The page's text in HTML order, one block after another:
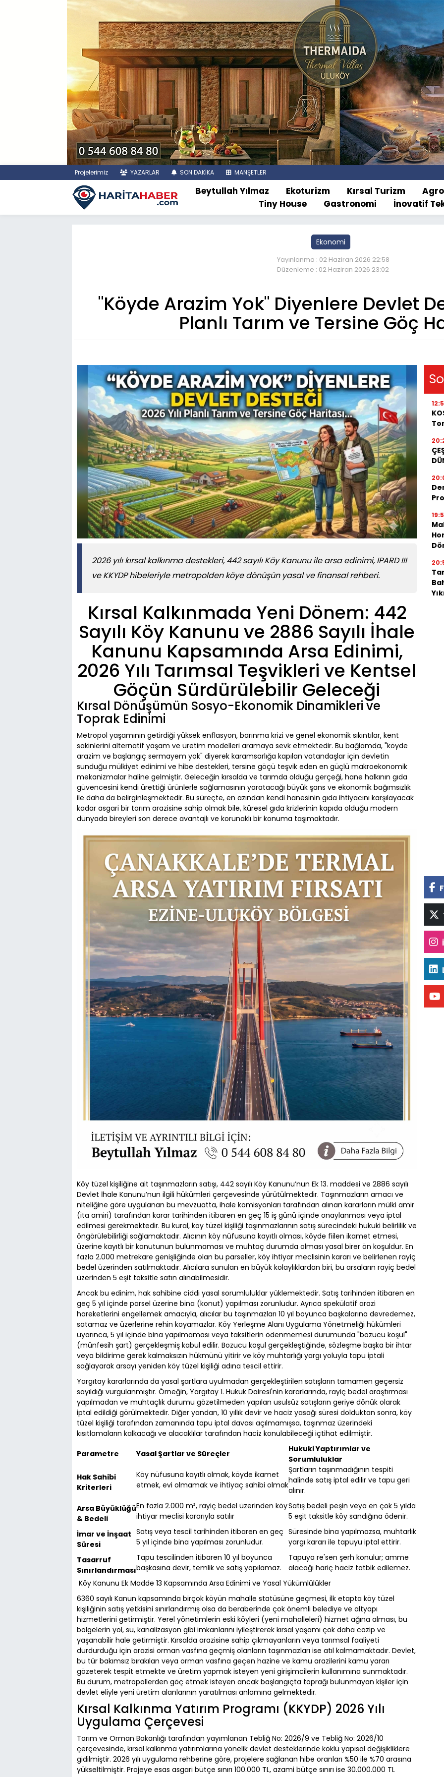
Projelerimiz YAZARLAR SON DAKİKA MANŞETLER
Beytullah Yılmaz Ekoturizm Kırsal Turizm Agro
Tiny House
Gastronomi İnovatif
Ekonomi
Yayınlanma : 02 Haziran 2026 22:58
Düzenleme : 02 Haziran 2026 23:02
"Köyde Arazim Yok" Diyenlere Devlet
Planlı Tarım ve Tersine Göç
2026 yılı kırsal kalkınma destekleri, 442 sayılı Köy Kanunu ile arsa edinimi, IPARD III
ve KKYDP hibeleriyle metropolden köye dönüşün yasal ve finansal rehberi.
Kırsal Kalkınmada Yeni Dönem: 442
Sayılı Köy Kanunu ve 2886 Sayılı İhale
Kanunu Kapsamında Arsa Edinimi,
2026 Yılı Tarımsal Teşvikleri ve Kentsel
Göçün Sürdürülebilir Geleceği
Kırsal Dönüşümün Sosyo-Ekonomik Dinamikleri ve
Toprak Edinimi
Metropol yaşamının getirdiği yüksek enflasyon, barınma krizi ve genel ekonomik sıkıntılar, kent
sakinlerini alternatif yaşam ve üretim modelleri aramaya sevk etmektedir. Bu bağlamda, "köyde
arazim ve başlangıç sermayem yok" diyerek karamsarlığa kapılan vatandaşlar için devletin
sunduğu mülkiyet edinimi ve hibe destekleri, tersine göçü teşvik eden en güçlü makroekonomik
mekanizmalar haline gelmiştir. Geleceğin kırsalda ve tarımda olduğu gerçeği, hane halkının gıda
güvencesini kendi ürettiği ürünlerle sağlamasının yaratacağı büyük şans ve ekonomik bağımsızlık
ile daha da belirginleşmektedir. Bu süreçte, en azından kendi hanesinin gıda ihtiyacını karşılayacak
kadar asgari bir tarım arazisine sahip olmak bile, küresel gıda krizlerinin kapıda olduğu modern
dünyada bireyleri son derece avantajlı ve korunaklı bir konuma taşımaktadır.
Köy tüzel kişiliğine ait taşınmazların satışı, 442 sayılı Köy Kanunu’nun Ek 13. maddesi ve 2886 sayılı
Devlet İhale Kanunu’nun ilgili hükümleri çerçevesinde yürütülmektedir. Taşınmazların amacı ve
niteliğine göre uygulanan bu mevzuatta, ihale komisyonları tarafından alınan kararların mülki amir
(ita amiri) tarafından karar tarihinden itibaren en geç 15 iş günü içinde onaylanması veya iptal
edilmesi gerekmektedir. Bu kural, köy tüzel kişiliği taşınmazlarının satış sürecindeki hukuki belirlilik ve
öngörülebilirliği sağlamaktadır. Alıcının köy nüfusuna kayıtlı olması, köyde fiilen ikamet etmesi,
üzerine kayıtlı bir konutunun bulunmaması ve muhtaç durumda olması yasal birer ön koşuldur. En
fazla 2.000 metrekare genişliğinde olan bu parseller, köy ihtiyar meclisinin kararı ve belirlenen rayiç
bedel üzerinden satılmaktadır. Alıcılara sunulan en büyük kolaylıklardan biri, bu arsaların rayiç bedel
üzerinden 5 eşit taksitle satın alınabilmesidir.
Ancak bu edinim, hak sahibine ciddi yasal sorumluluklar yüklemektedir. Satış tarihinden itibaren en
geç 5 yıl içinde parsel üzerine bina (konut) yapılması zorunludur. Ayrıca spekülatif arazi
hareketlerini engellemek amacıyla, alıcılar bu taşınmazları 10 yıl boyunca başkalarına devredemez,
satamaz ve üzerlerine rehin koyamazlar. Köy Yerleşme Alanı Uygulama Yönetmeliği hükümleri
uyarınca, 5 yıl içinde bina yapılmaması veya taksitlerin ödenmemesi durumunda "bozucu koşul"
(münfesih şart) gerçekleşmiş kabul edilir. Bozucu koşul gerçekleştiğinde, sözleşme başka bir ihtar
veya bildirime gerek kalmaksızın hükmünü yitirir ve köy muhtarlığı yargı yoluyla tapu iptali
sağlayarak arsayı yeniden köy tüzel kişiliği adına tescil ettirir.
Yargıtay kararlarında da yasal şartlara uyulmadan gerçekleştirilen satışların tamamen geçersiz
sayıldığı vurgulanmıştır. Örneğin, Yargıtay 1. Hukuk Dairesi'nin kararlarında, rayiç bedel araştırması
yapılmadan ve muhtaçlık durumu gözetilmeden yapılan usulsüz satışların geriye dönük olarak
iptal edildiği görülmektedir. Diğer yandan, 10 yıllık devir ve haciz yasağı süresi dolduktan sonra, köy
tüzel kişiliği tarafından zamanında tapu iptal davası açılmamışsa, taşınmaz üzerindeki
kısıtlamaların kalkacağı ve alacaklılar tarafından haciz konulabileceği içtihat edilmiştir.
Parametre Yasal Şartlar ve Süreçler
Hukuki Yaptırımlar ve
Sorumluluklar
Hak Sahibi
Kriterleri
Köy nüfusuna kayıtlı olmak, köyde ikamet
etmek, evi olmamak ve ihtiyaç sahibi olmak
Şartların taşınmadığının tespiti
halinde satış iptal edilir ve tapu geri
alınır.
Arsa Büyüklüğü
& Bedeli
En fazla 2.000 m², rayiç bedel üzerinden köy
ihtiyar meclisi kararıyla satılır
Satış bedeli peşin veya en çok 5 yılda
5 eşit taksitle köy sandığına ödenir.
İmar ve İnşaat
Süresi
Satış veya tescil tarihinden itibaren en geç
5 yıl içinde bina yapılması zorunludur.
Süresinde bina yapılmazsa, muhtarlık
yargı kararı ile tapuyu iptal ettirir.
Tasarruf
Sınırlandırması
Tapu tescilinden itibaren 10 yıl boyunca
başkasına devir, temlik ve satış yapılamaz.
Tapuya re'sen şerh konulur; amme
alacağı hariç haciz tatbik edilemez.
Köy Kanunu Ek Madde 13 Kapsamında Arsa Edinimi ve Yasal Yükümlülükler
6360 sayılı Kanun kapsamında birçok köyün mahalle statüsüne geçmesi, ilk etapta köy tüzel
kişiliğinin satış yetkisini sınırlandırmış olsa da beraberinde çok önemli belediye ve altyapı
hizmetlerini getirmiştir. Yerel yönetimlerin eski köyleri (yeni mahalleleri) hizmet ağına alması, bu
bölgelerin yol, su, kanalizasyon gibi imkanlarını iyileştirerek kırsal yaşamı çok daha cazip ve
yaşanabilir hale getirmiştir. Kırsalda arazisine sahip çıkmayanların veya tarımsal faaliyeti
durdurduğu için arazisi orman vasfına geçmiş olanların taşınmazları ise atıl kalmamaktadır. Devlet,
bu tür bakımsız bırakılan veya orman vasfına geçen hazine ve kamu arazilerini kamu yararı
gözeterek tespit etmekte ve üretim yapmak isteyen yeni girişimcilerin kullanımına sunmaktadır.
Bu durum, metropollerden göç etmek isteyen ancak başlangıçta toprağı bulunmayan kişiler için
devlet eliyle yeni üretim alanlarının yaratılması anlamına gelmektedir.
Kırsal Kalkınma Yatırım Programı (KKYDP) 2026 Yılı
Uygulama Çerçevesi
Tarım ve Orman Bakanlığı tarafından yayımlanan Tebliğ No: 2026/9 ve Tebliğ No: 2026/10
çerçevesinde, kırsal kalkınma yatırımlarına yönelik devlet desteklerinde köklü yapısal değişikliklere
gidilmiştir. 2026 yılı uygulama rehberine göre, projelere sağlanan hibe oranları %50 ile %70 arasına
yükseltilmiştir. Projeye esas asgari bütçe sınırı 100.000 TL, azami bütçe sınırı ise 30.000.000 TL